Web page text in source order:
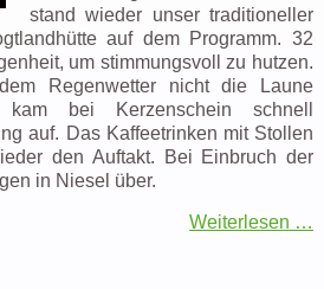
stand wieder unser traditioneller
auf dem Programm. 32
um stimmungsvoll zu hutzen.
Regenwetter nicht die Laune
bei Kerzenschein schnell
auf. Das Kaffeetrinken mit Stollen
den Auftakt. Bei Einbruch der
in Niesel über.
Weiterlesen …